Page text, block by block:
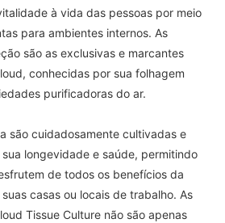
à vida das pessoas por meio
para ambientes internos. As
são as exclusivas e marcantes
conhecidas por sua folhagem
purificadoras do ar.
são cuidadosamente cultivadas e
longevidade e saúde, permitindo
de todos os benefícios da
casas ou locais de trabalho. As
Tissue Culture não são apenas